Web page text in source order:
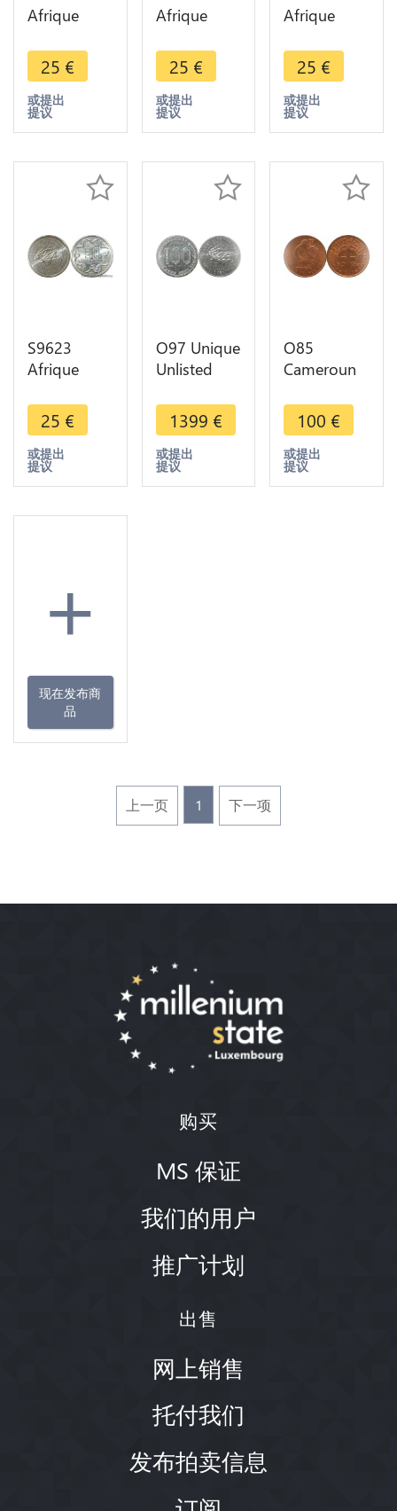
Afrique
Francs Essai
Elands
Bazor 1976
E FDC ->
25 €
或提出
提议
Afrique
Francs Essai
Elands
Bazor 1976
A FDC ->
25 €
或提出
提议
Afrique
Francs Essai
Elands
Bazor 1976
B FDC ->
25 €
或提出
提议
S9623
Afrique
Francs Essai
Elands
Bazor 1976
D FDC ->
25 €
或提出
提议
O97 Unique
Unlisted
Pré série
100 Francs
Essai 1965
Elans PCGS
1399 €
或提出
提议
O85
Cameroun
Centimes
1943
Pretoria
Cod
100 €
或提出
提议
+
现在发布商
品
上一页 1 下一项
购买
MS 保证
我们的用户
推广计划
出售
网上销售
托付我们
发布拍卖信息